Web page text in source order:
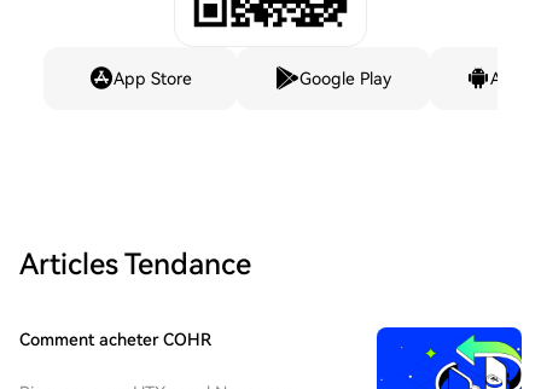
App Store Google Play
Articles Tendance
Comment acheter COHR